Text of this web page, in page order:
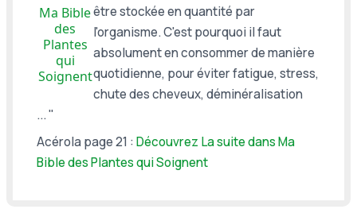
Ma Bible
des
Plantes
qui
Soignent
être stockée en quantité par
l'organisme. C'est pourquoi il faut
absolument en consommer de manière
quotidienne, pour éviter fatigue, stress,
chute des cheveux, déminéralisation
... "
Acérola page 21 : Découvrez La suite dans Ma
Bible des Plantes qui Soignent